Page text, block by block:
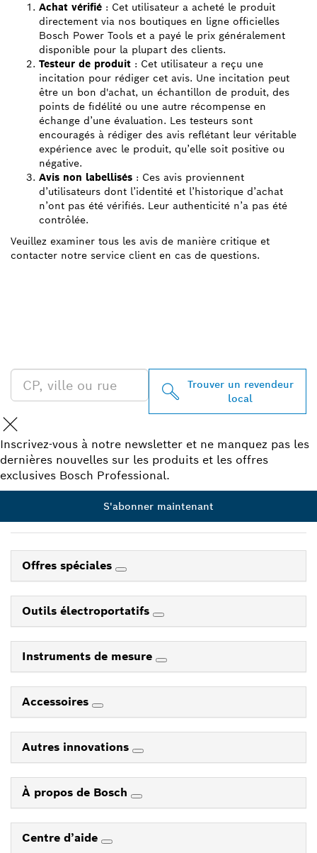
Achat vérifié : Cet utilisateur a acheté le produit
directement via nos boutiques en ligne officielles
Bosch Power Tools et a payé le prix généralement
disponible pour la plupart des clients.
Testeur de produit : Cet utilisateur a reçu une
incitation pour rédiger cet avis. Une incitation peut
être un bon d'achat, un échantillon de produit, des
points de fidélité ou une autre récompense en
échange d’une évaluation. Les testeurs sont
encouragés à rédiger des avis reflétant leur véritable
expérience avec le produit, qu’elle soit positive ou
négative.
Avis non labellisés : Ces avis proviennent
d’utilisateurs dont l’identité et l’historique d’achat
n’ont pas été vérifiés. Leur authenticité n’a pas été
contrôlée.
Veuillez examiner tous les avis de manière critique et
contacter notre service client en cas de questions.
Trouver un revendeur
local
Inscrivez-vous à notre newsletter et ne manquez pas les
dernières nouvelles sur les produits et les offres
exclusives Bosch Professional.
S'abonner maintenant
Offres spéciales
Outils électroportatifs
Instruments de mesure
Accessoires
Autres innovations
À propos de Bosch
Centre d’aide